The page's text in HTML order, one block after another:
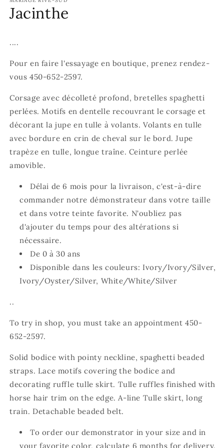
fenêtre
modale
Jacinthe
....
Pour en faire l'essayage en boutique, prenez rendez-
vous 450-652-2597.
Corsage avec décolleté profond, bretelles spaghetti
perlées. Motifs en dentelle recouvrant le corsage et
décorant la jupe en tulle à volants. Volants en tulle
avec bordure en crin de cheval sur le bord. Jupe
trapèze en tulle, longue traîne. Ceinture perlée
amovible.
Délai de 6 mois pour la livraison, c'est-à-dire
commander notre démonstrateur dans votre taille
et dans votre teinte favorite. N'oubliez pas
d'ajouter du temps pour des altérations si
nécessaire.
De 0 à 30 ans
Disponible dans les couleurs: Ivory/Ivory/Silver,
Ivory/Oyster/Silver, White/White/Silver
..
To try in shop, you must take an appointment 450-
652-2597.
Solid bodice with pointy neckline, spaghetti beaded
straps. Lace motifs covering the bodice and
decorating ruffle tulle skirt. Tulle ruffles finished with
horse hair trim on the edge. A-line Tulle skirt, long
train. Detachable beaded belt.
To order our demonstrator in your size and in
your favorite color, calculate 6 months for delivery.